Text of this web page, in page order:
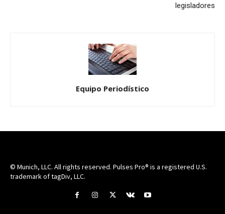
legisladores
Equipo Periodístico
© Munich, LLC. All rights reserved. Pulses Pro® is a registered U.S.
trademark of tagDiv, LLC.